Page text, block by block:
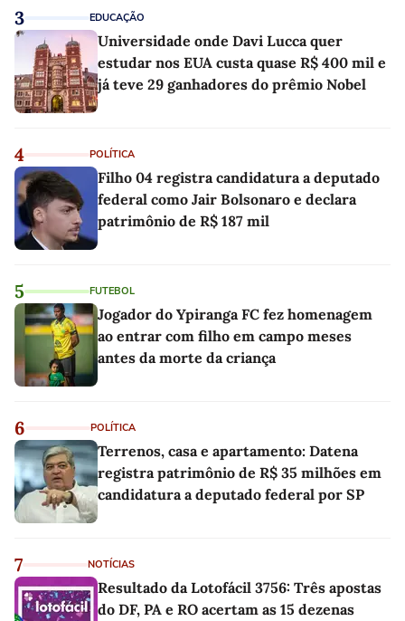
3 EDUCAÇÃO
Universidade onde Davi Lucca quer
estudar nos EUA custa quase R$ 400 mil e
já teve 29 ganhadores do prêmio Nobel
4 POLÍTICA
Filho 04 registra candidatura a deputado
federal como Jair Bolsonaro e declara
patrimônio de R$ 187 mil
5 FUTEBOL
Jogador do Ypiranga FC fez homenagem
ao entrar com filho em campo meses
antes da morte da criança
6 POLÍTICA
Terrenos, casa e apartamento: Datena
registra patrimônio de R$ 35 milhões em
candidatura a deputado federal por SP
7 NOTÍCIAS
Resultado da Lotofácil 3756: Três apostas
do DF, PA e RO acertam as 15 dezenas